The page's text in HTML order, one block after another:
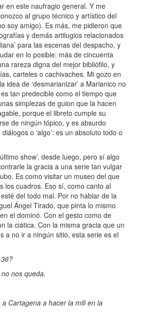
en este naufragio general. Y me
al grupo técnico y artístico del
soy amigo). Es más, me pidieron que
y demás artilugios relacionados
para las escenas del despacho, y
en lo posible: más de cincuenta
rareza digna del mejor bibliófilo, y
carteles o cachivaches. Mi gozo en
idea de ‘desmarianizar’ a Marianico no
tan predecible como el tiempo que
simplezas de guion que la hacen
porque el libreto cumple su
de ningún tópico, y es absurdo
o ‘algo’: es un absoluto todo o
show’, desde luego, pero sí algo
la gracia a una serie tan vulgar
Es como visitar un museo del que
los cuadros. Eso sí, como canto al
del todo mal. Por no hablar de la
Ángel Tirado, que pinta lo mismo
el dominó. Con el gesto como de
la ciática. Con la misma gracia que un
a no ir a ningún sitio, esta serie es el
nos queda.
Cartagena a hacer la mili en la